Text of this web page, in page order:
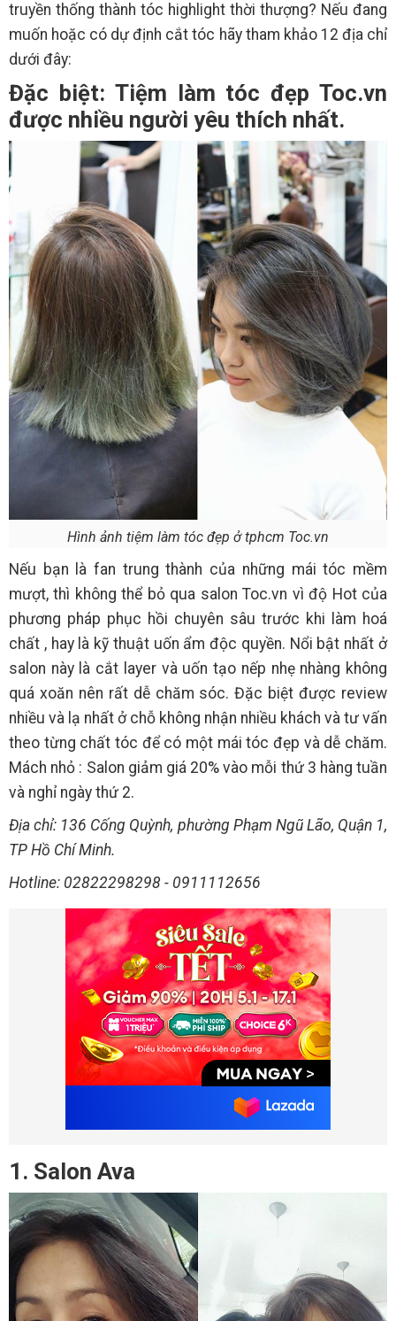
truyền thống thành tóc highlight thời thượng? Nếu đang
muốn hoặc có dự định cắt tóc hãy tham khảo 12 địa chỉ
dưới đây:
Đặc biệt: Tiệm làm tóc đẹp Toc.vn
được nhiều người yêu thích nhất.
Hình ảnh tiệm làm tóc đẹp ở tphcm Toc.vn
Nếu bạn là fan trung thành của những mái tóc mềm
mượt, thì không thể bỏ qua salon Toc.vn vì độ Hot của
phương pháp phục hồi chuyên sâu trước khi làm hoá
chất , hay là kỹ thuật uốn ẩm độc quyền. Nổi bật nhất ở
salon này là cắt layer và uốn tạo nếp nhẹ nhàng không
quá xoăn nên rất dễ chăm sóc. Đặc biệt được review
nhiều và lạ nhất ở chỗ không nhận nhiều khách và tư vấn
theo từng chất tóc để có một mái tóc đẹp và dễ chăm.
Mách nhỏ : Salon giảm giá 20% vào mỗi thứ 3 hàng tuần
và nghỉ ngày thứ 2.
Địa chỉ: 136 Cống Quỳnh, phường Phạm Ngũ Lão, Quận 1,
TP Hồ Chí Minh.
Hotline: 02822298298 - 0911112656
1. Salon Ava